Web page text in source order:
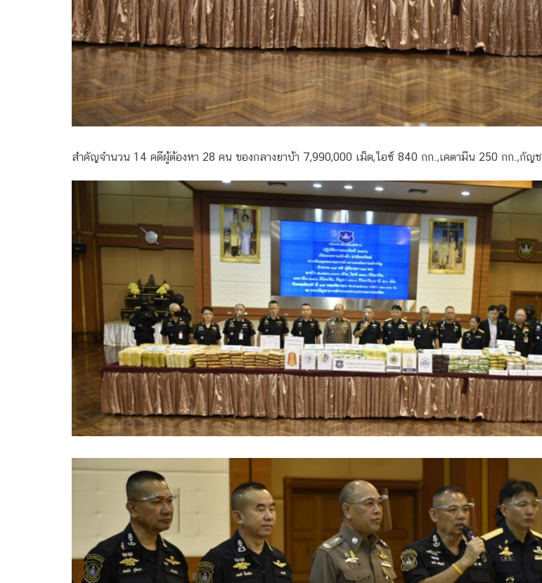
สำคัญจำนวน 14 คดีผู้ต้องหา 28 คน ของกลางยาบ้า 7,990,000 เม็ด,ไอซ์ 840 กก.,เคตามีน 250 กก.,กัญ